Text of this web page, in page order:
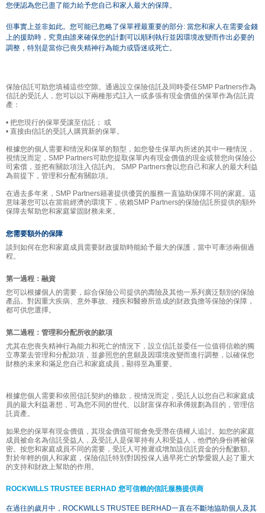
您便認為您已盡了能力給予您自己和家人最大的保障。
但事實上並非如此。您可能已忽略了保單裡最重要的部分: 當您和家人在需要金錢
上的援助時，究竟由誰來確保您的計劃可以順利執行並因環境改變而作出必要的
調整，特別是當你已喪失精神行為能力或昏迷或死亡。
保險信託可助您填補這些空隙。通過設立保險信託及同時委任SMP Partners作為
信託的受託人，您可以以下兩種形式註入一或多張有現金價值的保單作為信託資
產：
• 把您現行的保單受讓至信託； 或
• 直接由信託的受託人購買新的保單。
根據您的個人需要和情況和保單的類型，如您發生保單內所述的其中一種情況，
視情況而定，SMP Partners可助您提取保單內有現金價值的現金或替您向保險公
司索償，並把有關款項注入信託內。 SMP Partners會以您自己和家人的最大利益
為前提下，管理和分配有關款項。
在過去多年來，SMP Partners籍著提供優質的服務一直協助保障不同的家庭。這
意味著您可以在當前經濟的環境下，依賴SMP Partners的保險信託所提供的額外
保障去幫助您和家庭鞏固財務未來。
您需要額外的保障
談到如何在您和家庭成員需要財政援助時能給予最大的保護，當中可牽涉兩個過
程。
第一過程：融資
您可以根據個人的需要，綜合保險公司提供的壽險及其他一系列廣泛類別的保險
產品。對因重大疾病、意外事故、殘疾和醫療所造成的財政負擔等保險的保障，
都可供您選擇。
第二過程：管理和分配所收的款項
尤其在您喪失精神行為能力和死亡的情況下，設立信託並委任一位值得信賴的獨
立專業去管理和分配款項，並參照您的意願及因環境改變而進行調整，以確保您
財務的未來和滿足您自己和家庭成員，顯得至為重要。
根據您個人需要和依照信託契約的條款，視情況而定，受託人以您自己和家庭成
員的最大利益著想，可為您不同的世代、以財富保存和承傳規劃為目的，管理信
託資產。
如果您的保單有現金價值，其現金價值可能會免受潛在債權人追討。如您的家庭
成員被命名為信託受益人，及受託人是保單持有人和受益人，他們的身份將被保
密。按您和家庭成員不同的需要，受託人可推遲或增加該信託資金的分配數額。
對於年輕的個人和家庭，保險信託特別對因投保人過早死亡的摯愛親人起了重大
的支持和財政上幫助的作用。
ROCKWILLS TRUSTEE BERHAD 您可信賴的信託服務提供商
在過往的歲月中，ROCKWILLS TRUSTEE BERHAD一直在不斷地協助個人及其